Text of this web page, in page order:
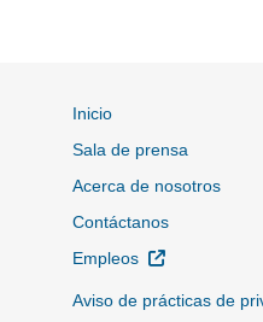
Inicio
Sala de prensa
Acerca de nosotros
Contáctanos
Empleos
Sitio Externo
Aviso de prácticas de